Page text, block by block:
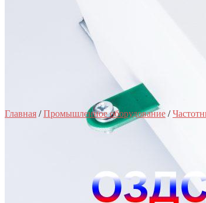
Главная /Промышленное оборудование /